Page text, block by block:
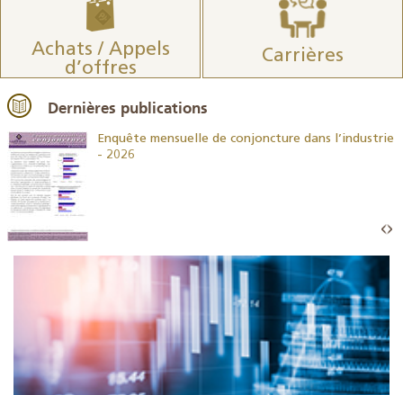
Achats / Appels
d’offres
Carrières
Dernières publications
Enquête mensuelle de conjoncture dans l’industrie
- 2026